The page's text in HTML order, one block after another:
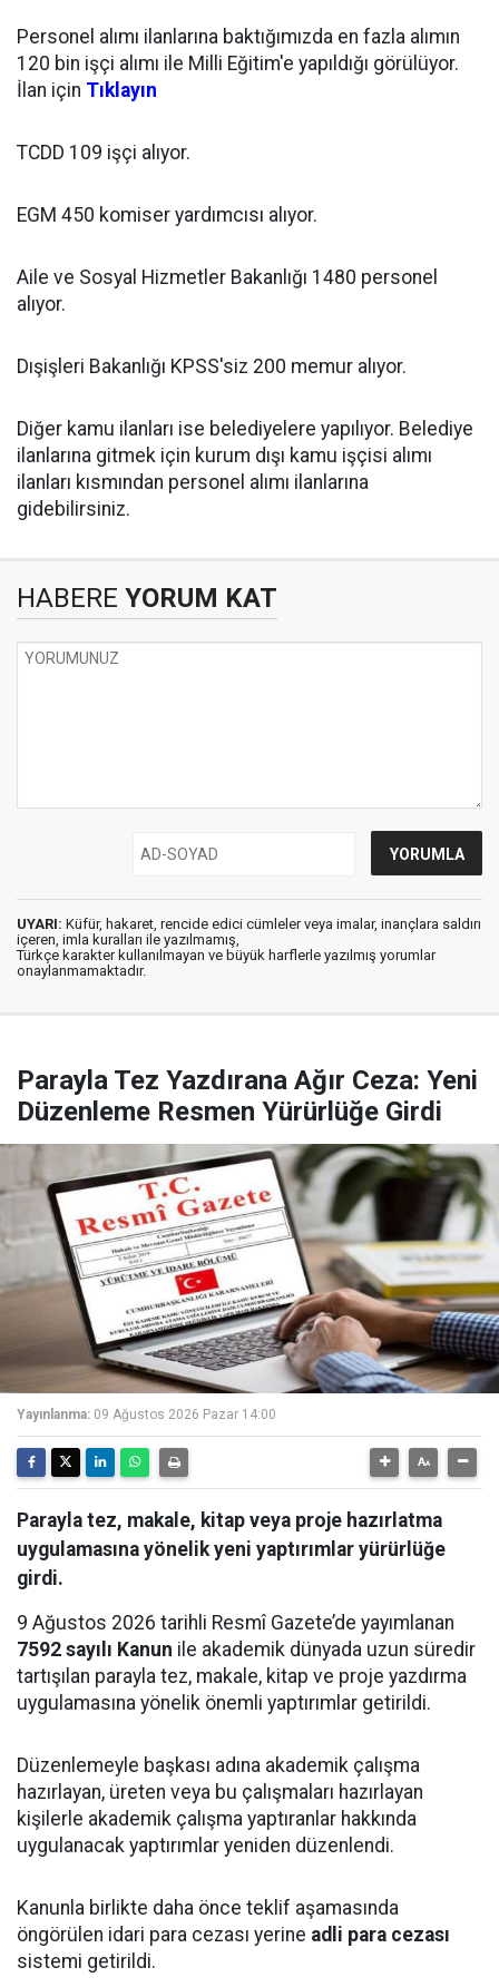
Personel alımı ilanlarına baktığımızda en fazla alımın
120 bin işçi alımı ile Milli Eğitim'e yapıldığı görülüyor.
İlan için Tıklayın
TCDD 109 işçi alıyor.
EGM 450 komiser yardımcısı alıyor.
Aile ve Sosyal Hizmetler Bakanlığı 1480 personel
alıyor.
Dışişleri Bakanlığı KPSS'siz 200 memur alıyor.
Diğer kamu ilanları ise belediyelere yapılıyor. Belediye
ilanlarına gitmek için kurum dışı kamu işçisi alımı
ilanları kısmından personel alımı ilanlarına
gidebilirsiniz.
HABERE YORUM KAT
UYARI: Küfür, hakaret, rencide edici cümleler veya imalar, inançlara saldırı
içeren, imla kuralları ile yazılmamış,
Türkçe karakter kullanılmayan ve büyük harflerle yazılmış yorumlar
onaylanmamaktadır.
Parayla Tez Yazdırana Ağır Ceza: Yeni
Düzenleme Resmen Yürürlüğe Girdi
Yayınlanma: 09 Ağustos 2026 Pazar 14:00
Parayla tez, makale, kitap veya proje hazırlatma
uygulamasına yönelik yeni yaptırımlar yürürlüğe
girdi.
9 Ağustos 2026 tarihli Resmî Gazete’de yayımlanan
7592 sayılı Kanun ile akademik dünyada uzun süredir
tartışılan parayla tez, makale, kitap ve proje yazdırma
uygulamasına yönelik önemli yaptırımlar getirildi.
Düzenlemeyle başkası adına akademik çalışma
hazırlayan, üreten veya bu çalışmaları hazırlayan
kişilerle akademik çalışma yaptıranlar hakkında
uygulanacak yaptırımlar yeniden düzenlendi.
Kanunla birlikte daha önce teklif aşamasında
öngörülen idari para cezası yerine adli para cezası
sistemi getirildi.